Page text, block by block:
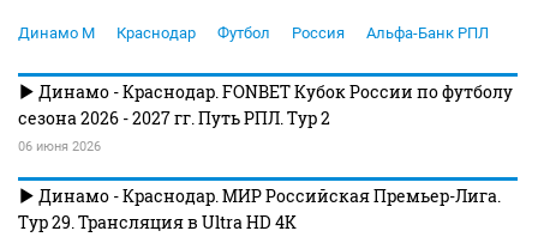
Динамо М Краснодар Футбол Россия Альфа-Банк РПЛ
Динамо - Краснодар. FONBET Кубок России по футболу
сезона 2026 - 2027 гг. Путь РПЛ. Тур 2
06 июня 2026
Динамо - Краснодар. МИР Российская Премьер-Лига.
Тур 29. Трансляция в Ultra HD 4K